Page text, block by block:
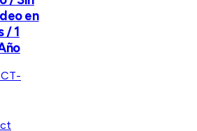
en
/ 1